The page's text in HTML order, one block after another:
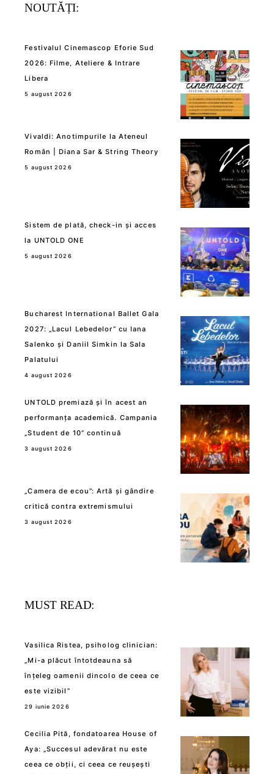
NOUTĂȚI:
Festivalul Cinemascop Eforie Sud
2026: Filme, Ateliere & Intrare
Libera
5 august 2026
Vivaldi: Anotimpurile la Ateneul
Român | Diana Sar & String Theory
5 august 2026
Sistem de plată, check-in și acces
la UNTOLD ONE
5 august 2026
Bucharest International Ballet Gala
2027: „Lacul Lebedelor” cu Iana
Salenko și Daniil Simkin la Sala
Palatului
4 august 2026
UNTOLD premiază și în acest an
performanța academică. Campania
„Student de 10” continuă
3 august 2026
„Camera de ecou”: Artă și gândire
critică contra extremismului
3 august 2026
MUST READ:
Vasilica Ristea, psiholog clinician:
„Mi-a plăcut întotdeauna să
înțeleg oamenii dincolo de ceea ce
este vizibil”
29 iunie 2026
Cecilia Pită, fondatoarea House of
Aya: „Succesul adevărat nu este
ceea ce obții, ci ceea ce reușești